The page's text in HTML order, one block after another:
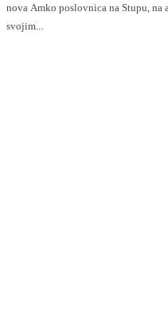
nova Amko poslovnica na Stupu, na
svojim...